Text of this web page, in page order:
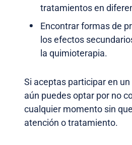
tratamientos en
Encontrar formas de
los efectos
la quimioterapia.
Si aceptas participar en
aún puedes optar por no
cualquier momento sin
atención o tratamiento.